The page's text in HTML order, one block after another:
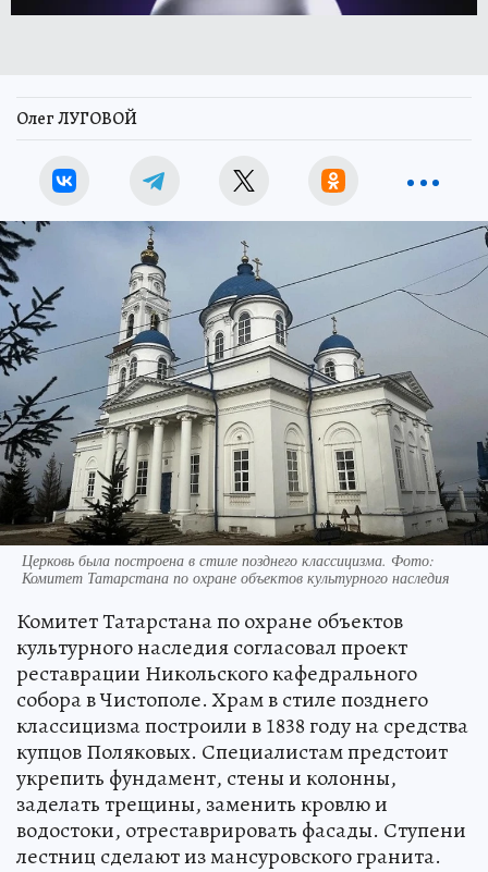
Олег ЛУГОВОЙ
Церковь была построена в стиле позднего классицизма. Фото:
Комитет Татарстана по охране объектов культурного наследия
Комитет Татарстана по охране объектов
культурного наследия согласовал проект
реставрации Никольского кафедрального
собора в Чистополе. Храм в стиле позднего
классицизма построили в 1838 году на средства
купцов Поляковых. Специалистам предстоит
укрепить фундамент, стены и колонны,
заделать трещины, заменить кровлю и
водостоки, отреставрировать фасады. Ступени
лестниц сделают из мансуровского гранита.